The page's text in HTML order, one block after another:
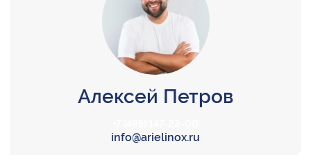
Алексей Петров
info@arielinox.ru